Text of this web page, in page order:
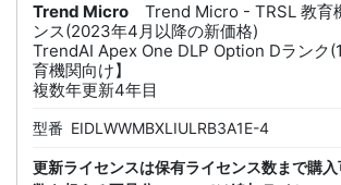
Trend Micro
Trend Micro - TRSL 教育
ンス(2023年4月以降の新価格)
TrendAI Apex One DLP Option Dランク
育機関向け】
複数年更新4年目
型番 EIDLWWMBXLIULRB3A1E-4
更新ライセンスは保有ライセンス数まで購